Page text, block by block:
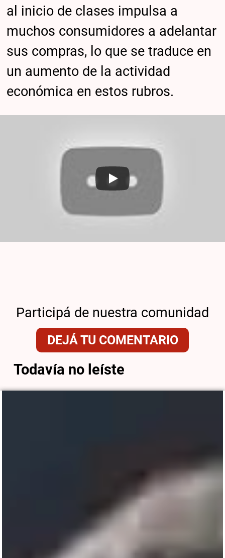
al inicio de clases impulsa a
muchos consumidores a adelantar
sus compras, lo que se traduce en
un aumento de la actividad
económica en estos rubros.
Participá de nuestra comunidad
DEJÁ TU COMENTARIO
Todavía no leíste